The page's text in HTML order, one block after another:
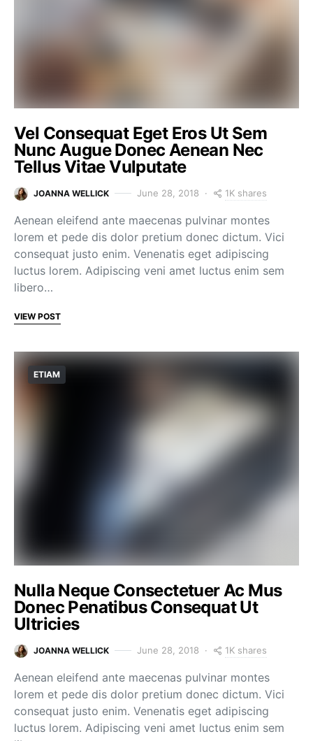
Vel Consequat Eget Eros Ut Sem
Nunc Augue Donec Aenean Nec
Tellus Vitae Vulputate
JOANNA WELLICK June 28, 2018 1K shares
Aenean eleifend ante maecenas pulvinar montes
lorem et pede dis dolor pretium donec dictum. Vici
consequat justo enim. Venenatis eget adipiscing
luctus lorem. Adipiscing veni amet luctus enim sem
libero…
VIEW POST
ETIAM
Nulla Neque Consectetuer Ac Mus
Donec Penatibus Consequat Ut
Ultricies
JOANNA WELLICK June 28, 2018 1K shares
Aenean eleifend ante maecenas pulvinar montes
lorem et pede dis dolor pretium donec dictum. Vici
consequat justo enim. Venenatis eget adipiscing
luctus lorem. Adipiscing veni amet luctus enim sem